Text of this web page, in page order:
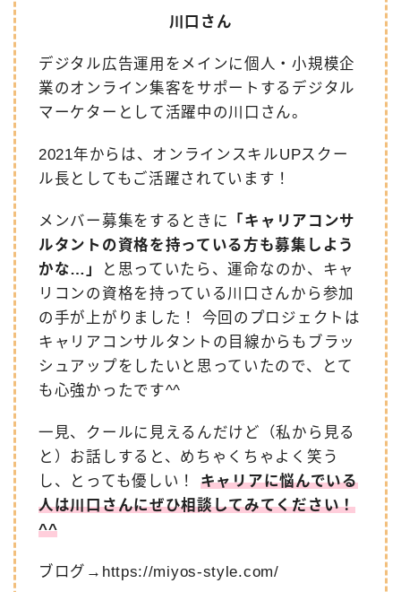
川口さん
デジタル広告運用をメインに個人・小規模企
業のオンライン集客をサポートするデジタル
マーケターとして活躍中の川口さん。
2021年からは、オンラインスキルUPスクー
ル長としてもご活躍されています！
メンバー募集をするときに
「キャリアコンサ
ルタントの資格を持っている方も募集しよう
かな…」
と思っていたら、運命なのか、キャ
リコンの資格を持っている川口さんから参加
の手が上がりました！ 今回のプロジェクトは
キャリアコンサルタントの目線からもブラッ
シュアップをしたいと思っていたので、とて
も心強かったです^^
一見、クールに見えるんだけど（私から見る
と）お話しすると、めちゃくちゃよく笑う
し、とっても優しい！ キャリアに悩んでいる
人は川口さんにぜひ相談してみてください！
^^
ブログ→ https://miyos-style.com/